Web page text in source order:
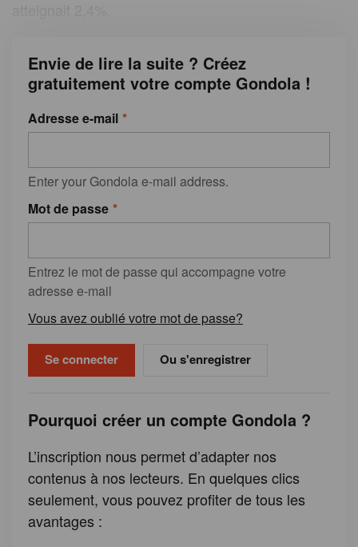
Envie de lire la suite ? Créez
gratuitement votre compte Gondola !
Adresse e-mail
Enter your Gondola e-mail address.
Mot de passe
Entrez le mot de passe qui accompagne votre
adresse e-mail
Vous avez oublié votre mot de passe?
Ou s'enregistrer
Pourquoi créer un compte Gondola ?
L’inscription nous permet d’adapter nos
contenus à nos lecteurs. En quelques clics
seulement, vous pouvez profiter de tous les
avantages :